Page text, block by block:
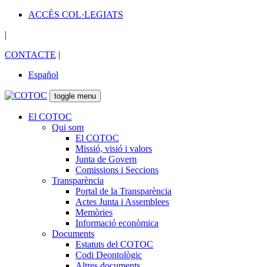
ACCÉS COL·LEGIATS
|
CONTACTE |
Español
toggle menu
El COTOC
Qui som
El COTOC
Missió, visió i valors
Junta de Govern
Comissions i Seccions
Transparència
Portal de la Transparència
Actes Junta i Assemblees
Memòries
Informació econòmica
Documents
Estatuts del COTOC
Codi Deontològic